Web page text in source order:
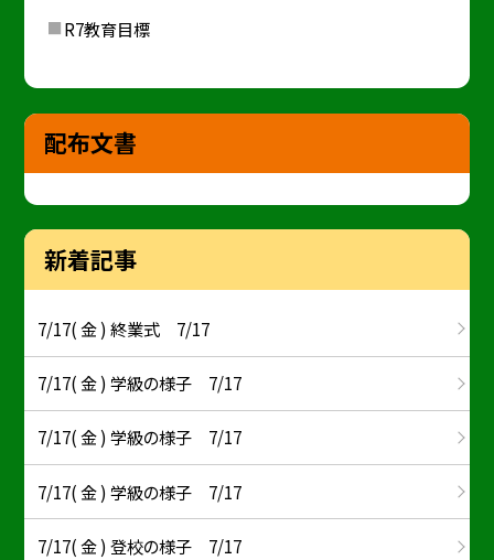
R7教育目標
配布文書
新着記事
7/17( 金 ) 終業式 7/17
7/17( 金 ) 学級の様子 7/17
7/17( 金 ) 学級の様子 7/17
7/17( 金 ) 学級の様子 7/17
7/17( 金 ) 登校の様子 7/17